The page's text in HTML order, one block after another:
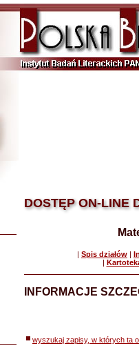
DOSTĘP ON-LINE
| Spis działów |
|
INFORMACJE
wyszukaj zapisy, w których ta